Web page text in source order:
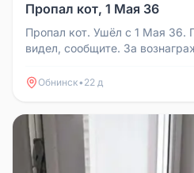
Пропал кот, 1 Мая 36
Пропал кот. Ушёл с 1 Мая 36.
видел, сообщите. За
Обнинск• 22 д